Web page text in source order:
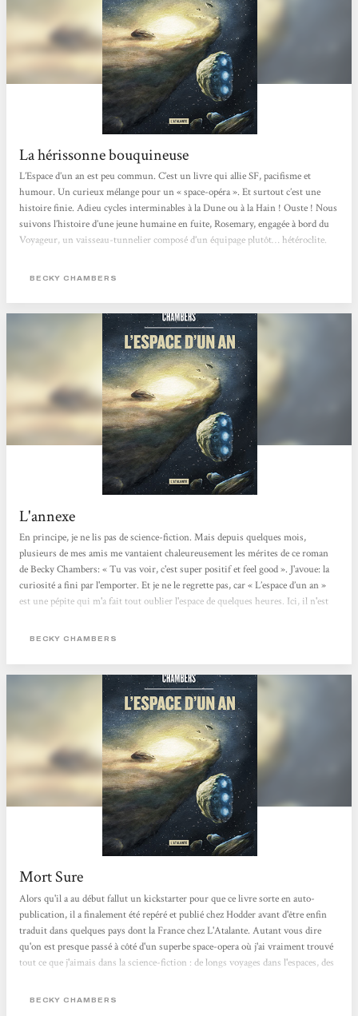
La hérissonne bouquineuse
L’Espace d’un an est peu commun. C’est un livre qui allie SF, pacifisme et
humour. Un curieux mélange pour un « space-opéra ». Et surtout c’est une
histoire finie. Adieu cycles interminables à la Dune ou à la Hain ! Ouste ! Nous
suivons l’histoire d’une jeune humaine en fuite, Rosemary, engagée à bord du
Voyageur, un vaisseau-tunnelier composé d’un équipage plutôt… hétéroclite.
multitude de races, coutumes et langues s’offrent à nous sans jamais...
BECKY CHAMBERS
L'annexe
En principe, je ne lis pas de science-fiction. Mais depuis quelques mois,
plusieurs de mes amis me vantaient chaleureusement les mérites de ce roman
de Becky Chambers: « Tu vas voir, c'est super positif et feel good ». J'avoue: la
curiosité a fini par l'emporter. Et je ne le regrette pas, car « L’espace d’un an »
est une pépite qui m'a fait tout oublier l'espace de quelques heures. Ici, il n'est
des batailles épiques ou quoi que ce soit d'aussi ébouriffant, mais de la vie
BECKY CHAMBERS
Mort Sure
Alors qu'il a au début fallut un kickstarter pour que ce livre sorte en auto-
publication, il a finalement été repéré et publié chez Hodder avant d'être enfin
traduit dans quelques pays dont la France chez L'Atalante. Autant vous dire
qu'on est presque passé à côté d'un superbe space-opera où j'ai vraiment trouvé
tout ce que j'aimais dans la science-fiction : de longs voyages dans l'espaces, des
autour de thèmes vraiment intéressants. L'intégration à ce drôle d'équipage...
BECKY CHAMBERS